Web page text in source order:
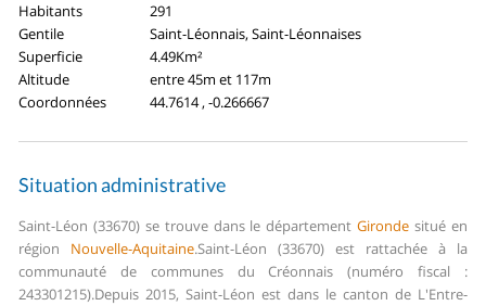
Habitants
291
Gentile
Saint-Léonnais, Saint-Léonnaises
Superficie
4.49Km²
Altitude
entre 45m et 117m
Coordonnées
44.7614 , -0.266667
Situation administrative
Saint-Léon (33670) se trouve dans le départementGironde situé en
région Nouvelle-Aquitaine.Saint-Léon (33670) est rattachée à la
communauté de communes du Créonnais (numéro fiscal :
243301215).Depuis 2015, Saint-Léon est dans le canton de L'Entre-